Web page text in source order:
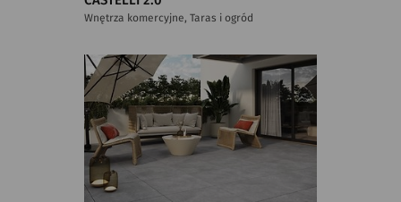
Wnętrza komercyjne, Taras i ogród